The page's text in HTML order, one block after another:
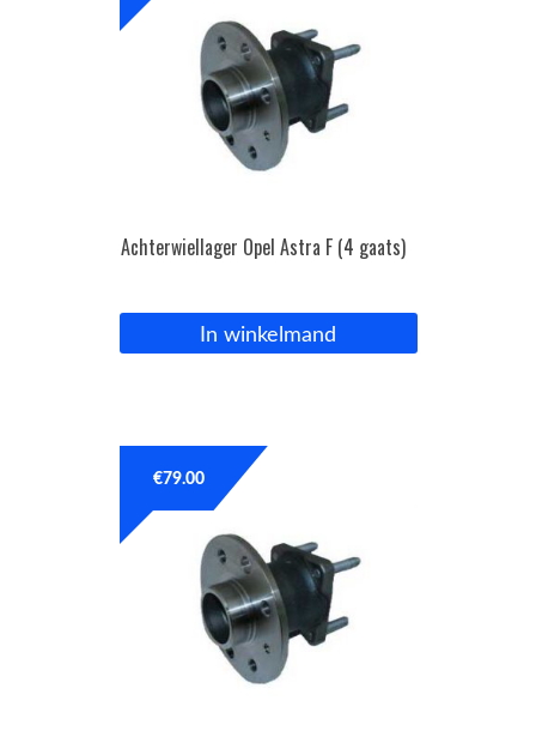
Achterwiellager Opel Astra F (4 gaats)
In winkelmand
€79.00